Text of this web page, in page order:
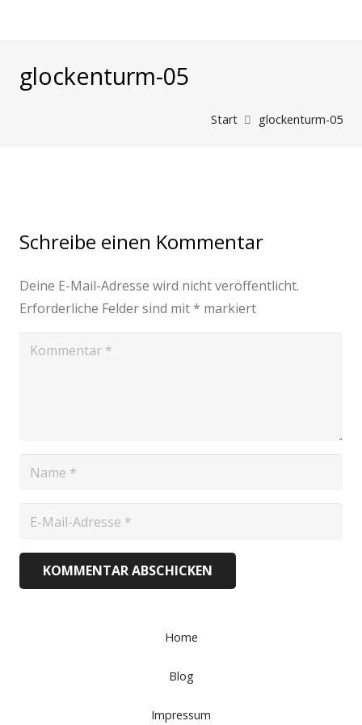
glockenturm-05
Start glockenturm-05
Schreibe einen Kommentar
Deine E-Mail-Adresse wird nicht veröffentlicht.
Erforderliche Felder sind mit* markiert
KOMMENTAR ABSCHICKEN
Home
Blog
Impressum